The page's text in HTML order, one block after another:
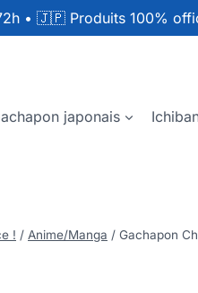
• 🇯🇵 Produits 100%
japonais
! / Anime/Manga / Gachapon